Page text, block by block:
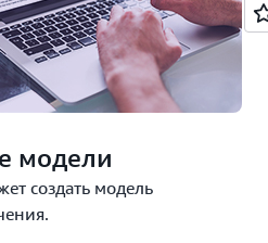
модели
создать модель